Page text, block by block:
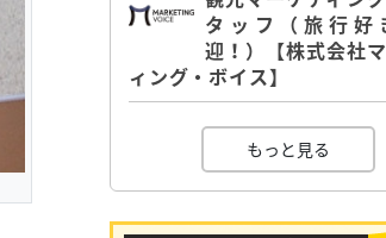
タッフ（旅行好
迎！）【株式会社
ィング・ボイス】
もっと見る